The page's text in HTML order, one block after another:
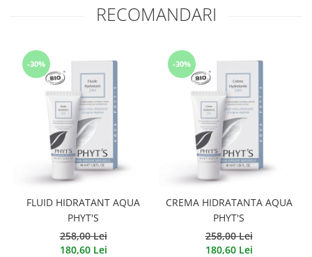
RECOMANDARI
-30%
FLUID HIDRATANT AQUA
PHYT'S
258,00 Lei
180,60 Lei
-30%
CREMA HIDRATANTA AQUA
PHYT'S
258,00 Lei
180,60 Lei